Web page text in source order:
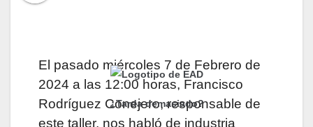
El pasado miércoles 7 de Febrero de
2024 a las 12:00 horas, Francisco
Rodríguez Conejero, responsable de
este taller, nos habló de industria
¿Tarda demasiado?